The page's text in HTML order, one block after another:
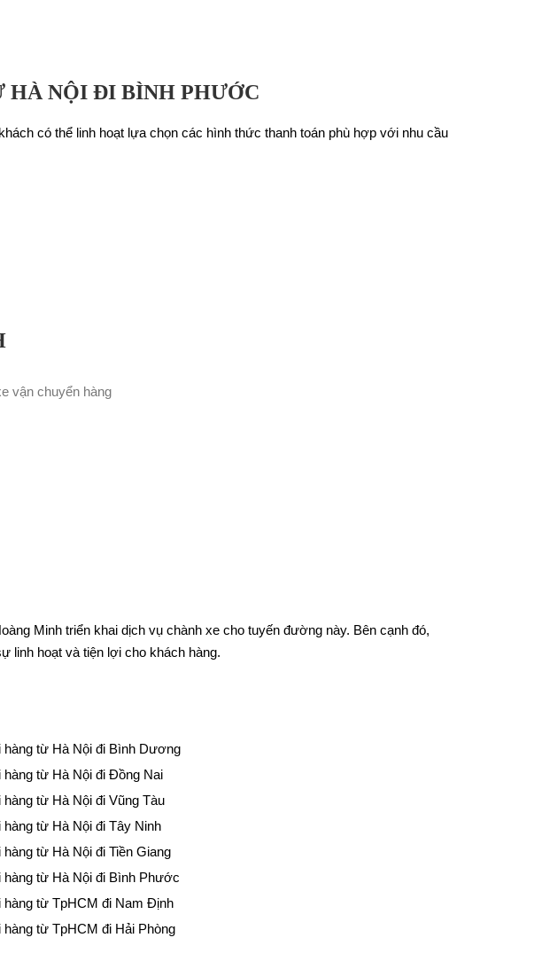
HÀ NỘI ĐI BÌNH PHƯỚC
có thể linh hoạt lựa chọn các hình thức thanh toán phù hợp với nhu cầu
Minh triển khai dịch vụ chành xe cho tuyến đường này. Bên cạnh đó,
linh hoạt và tiện lợi cho khách hàng.
hàng từ Hà Nội đi Bình Dương
hàng từ Hà Nội đi Đồng Nai
hàng từ Hà Nội đi Vũng Tàu
hàng từ Hà Nội đi Tây Ninh
từ Hà Nội đi Tiền Giang
hàng từ Hà Nội đi Bình Phước
hàng từ TpHCM đi Nam Định
hàng từ TpHCM đi Hải Phòng